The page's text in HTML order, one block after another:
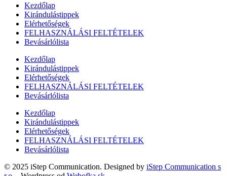
Kezdőlap
Kirándulástippek
Elérhetőségek
FELHASZNÁLÁSI FELTÉTELEK
Bevásárlólista
Kezdőlap
Kirándulástippek
Elérhetőségek
FELHASZNÁLÁSI FELTÉTELEK
Bevásárlólista
Kezdőlap
Kirándulástippek
Elérhetőségek
FELHASZNÁLÁSI FELTÉTELEK
Bevásárlólista
© 2025 iStep Communication. Designed by iStep Communication s